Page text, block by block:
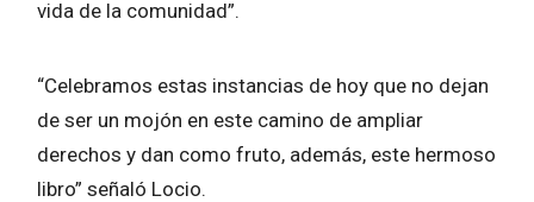
vida de la comunidad”.
“Celebramos estas instancias de hoy que no dejan
de ser un mojón en este camino de ampliar
derechos y dan como fruto, además, este hermoso
libro” señaló Locio.